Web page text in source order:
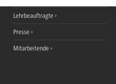
Lehrbeauftragte
Presse
Mitarbeitende